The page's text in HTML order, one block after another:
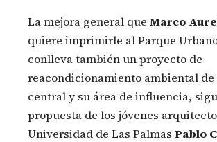
La mejora general que Marco
quiere imprimirle al Parque
conlleva también un proyecto de
reacondicionamiento ambiental de
central y su área de influencia,
propuesta de los jóvenes
Universidad de Las Palmas Pablo